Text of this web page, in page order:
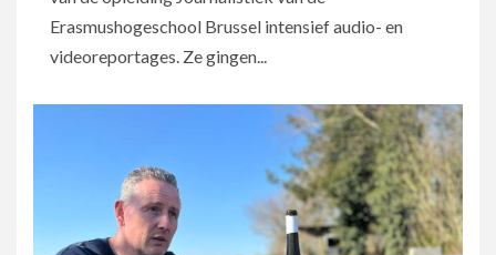
Erasmushogeschool Brussel intensief audio- en
videoreportages. Ze gingen...